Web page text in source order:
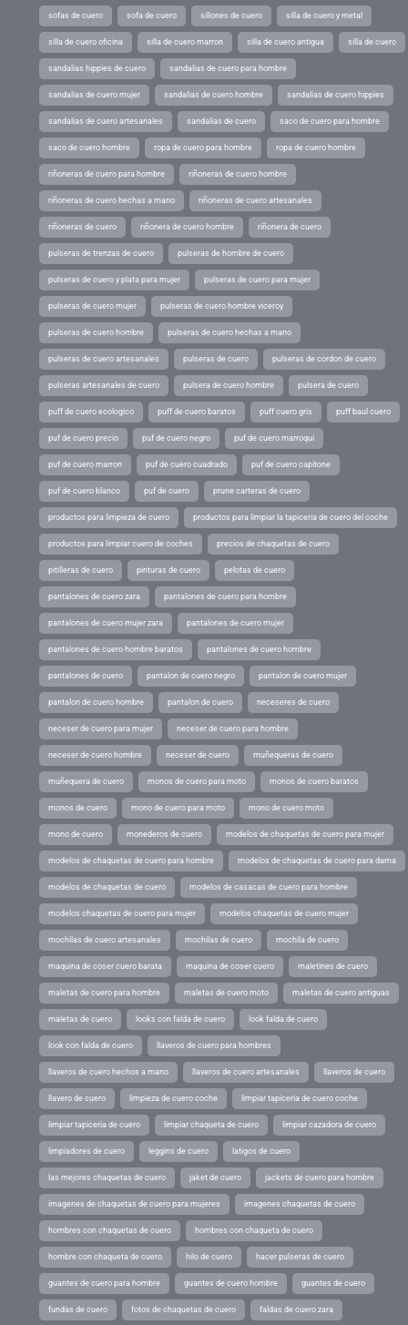
sofas de cuero sofa de cuero sillones de cuero silla de cuero y metal
silla de cuero oficina silla de cuero marron silla de cuero antigua silla de cuero
sandalias hippies de cuero sandalias de cuero para hombre
sandalias de cuero mujer sandalias de cuero hombre sandalias de cuero hippies
sandalias de cuero artesanales sandalias de cuero saco de cuero para hombre
saco de cuero hombre ropa de cuero para hombre ropa de cuero hombre
riñoneras de cuero para hombre riñoneras de cuero hombre
riñoneras de cuero hechas a mano riñoneras de cuero artesanales
riñoneras de cuero riñonera de cuero hombre riñonera de cuero
pulseras de trenzas de cuero pulseras de hombre de cuero
pulseras de cuero y plata para mujer pulseras de cuero para mujer
pulseras de cuero mujer pulseras de cuero hombre viceroy
pulseras de cuero hombre pulseras de cuero hechas a mano
pulseras de cuero artesanales pulseras de cuero pulseras de cordon de cuero
pulseras artesanales de cuero pulsera de cuero hombre pulsera de cuero
puff de cuero ecologico puff de cuero baratos puff cuero gris puff baul cuero
puf de cuero precio puf de cuero negro puf de cuero marroqui
puf de cuero marron puf de cuero cuadrado puf de cuero capitone
puf de cuero blanco puf de cuero prune carteras de cuero
productos para limpieza de cuero productos para limpiar la tapiceria de cuero del coche
productos para limpiar cuero de coches precios de chaquetas de cuero
pitilleras de cuero pinturas de cuero pelotas de cuero
pantalones de cuero zara pantalones de cuero para hombre
pantalones de cuero mujer zara pantalones de cuero mujer
pantalones de cuero hombre baratos pantalones de cuero hombre
pantalones de cuero pantalon de cuero negro pantalon de cuero mujer
pantalon de cuero hombre pantalon de cuero neceseres de cuero
neceser de cuero para mujer neceser de cuero para hombre
neceser de cuero hombre neceser de cuero muñequeras de cuero
muñequera de cuero monos de cuero para moto monos de cuero baratos
monos de cuero mono de cuero para moto mono de cuero moto
mono de cuero monederos de cuero modelos de chaquetas de cuero para mujer
modelos de chaquetas de cuero para hombre modelos de chaquetas de cuero para dama
modelos de chaquetas de cuero modelos de casacas de cuero para hombre
modelos chaquetas de cuero para mujer modelos chaquetas de cuero mujer
mochilas de cuero artesanales mochilas de cuero mochila de cuero
maquina de coser cuero barata maquina de coser cuero maletines de cuero
maletas de cuero para hombre maletas de cuero moto maletas de cuero antiguas
maletas de cuero looks con falda de cuero look falda de cuero
look con falda de cuero llaveros de cuero para hombres
llaveros de cuero hechos a mano llaveros de cuero artesanales llaveros de cuero
llavero de cuero limpieza de cuero coche limpiar tapiceria de cuero coche
limpiar tapiceria de cuero limpiar chaqueta de cuero limpiar cazadora de cuero
limpiadores de cuero leggins de cuero latigos de cuero
las mejores chaquetas de cuero jaket de cuero jackets de cuero para hombre
imagenes de chaquetas de cuero para mujeres imagenes chaquetas de cuero
hombres con chaquetas de cuero hombres con chaqueta de cuero
hombre con chaqueta de cuero hilo de cuero hacer pulseras de cuero
guantes de cuero para hombre guantes de cuero hombre guantes de cuero
fundas de cuero fotos de chaquetas de cuero faldas de cuero zara